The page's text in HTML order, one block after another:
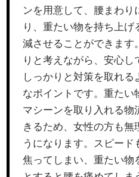
ンを用意して、腰まわり
り、重たい物を持ち上げ
減させることができます
りと考えながら、安心し
しっかりと対策を取れ
なポイントです。重たい
マシーンを取り入れる物
きるため、女性の方も無
うになります。スピード
焦ってしまい、重たい物